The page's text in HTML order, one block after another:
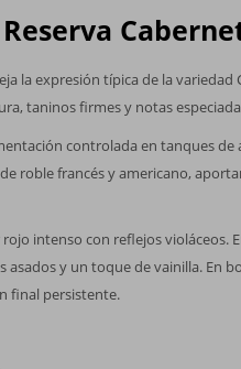
la expresión típica de la variedad
taninos firmes y notas
controlada en tanques
roble francés y americano,
intenso con reflejos violáceos.
asados y un toque de vainilla. En
final persistente.